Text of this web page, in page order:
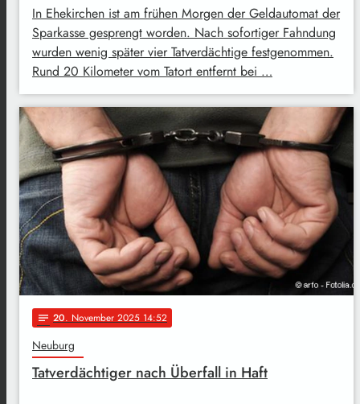
In Ehekirchen ist am frühen Morgen der Geldautomat der
Sparkasse gesprengt worden. Nach sofortiger Fahndung
wurden wenig später vier Tatverdächtige festgenommen.
Rund 20 Kilometer vom Tatort entfernt bei …
notes 20. November 2025 14:52
Neuburg
Tatverdächtiger nach Überfall in Haft